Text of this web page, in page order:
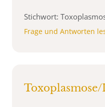
Stichwort:
Frage und Antworten